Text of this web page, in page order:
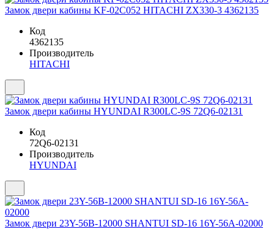
Замок двери кабины KF-02C052 HITACHI ZX330-3 4362135
Код
4362135
Производитель
HITACHI
Замок двери кабины HYUNDAI R300LC-9S 72Q6-02131
Код
72Q6-02131
Производитель
HYUNDAI
Замок двери 23Y-56B-12000 SHANTUI SD-16 16Y-56A-02000